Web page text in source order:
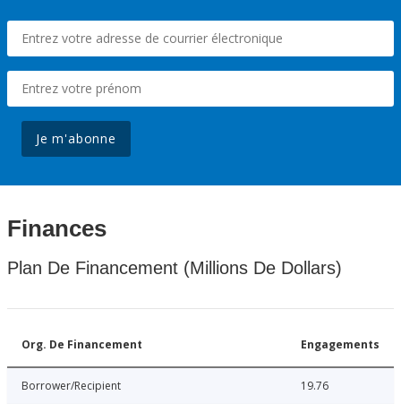
Je m'abonne
Finances
Plan De Financement (Millions De Dollars)
Org. De Financement Engagements
Borrower/Recipient 19.76